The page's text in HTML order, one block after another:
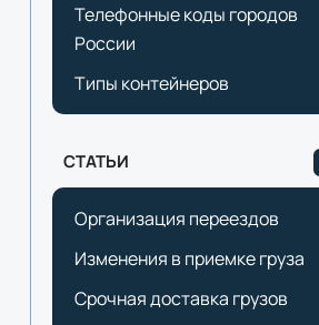
Телефонные коды городов
России
Типы контейнеров
СТАТЬИ
Организация переездов
Изменения в приемке груза
Срочная доставка грузов